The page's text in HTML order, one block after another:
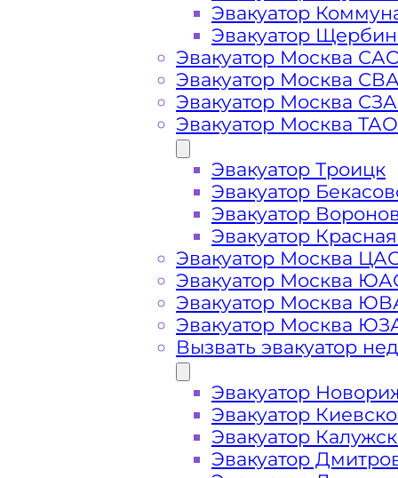
Стоимость
услуг
эвакуатора на
Проспекте
Эвакуатор
Эвакуатор
Эвакуатор Москва
Эвакуатор Москва
Эвакуатор Москва
Эвакуатор Москва ТАО
Эвакуатор Троицк
Эвакуатор
Эвакуатор
Эвакуатор
Эвакуатор Москва
Эвакуатор Москва
Эвакуатор Москва
Эвакуатор Москва
Вызвать эвакуатор
Эвакуатор
Эвакуатор
Эвакуатор
Эвакуатор